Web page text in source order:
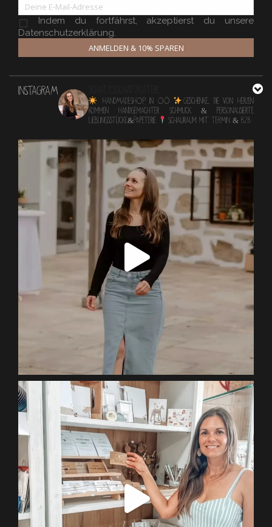
Indem du fortfährst, akzeptierst du unsere
Datenschutzerklärung.
ANMELDEN & 10% SPAREN
INSTAGRAM
HANDMADESHOP in OÖ
Geschenke, die von Herzen
kommen Handgemachter Schmuck & personalisierte
Lieblingsstücke&Papeterie
Schauraum mit TERMIN & B2B